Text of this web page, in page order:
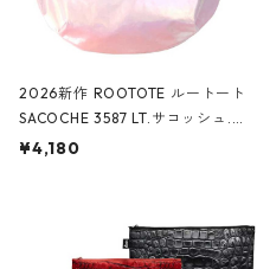
2026新作 ROOTOTE ルートート
SACOCHE 3587 LT.サコッシュ.ル
ミエ-B ショルダーバッグ グロスピ
¥4,180